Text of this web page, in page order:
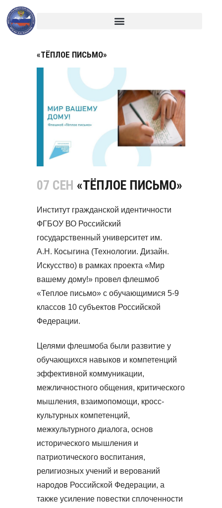
«ТЁПЛОЕ ПИСЬМО»
07 СЕН «ТЁПЛОЕ ПИСЬМО»
Институт гражданской идентичности
ФГБОУ ВО Российский
государственный университет им.
А.Н. Косыгина (Технологии. Дизайн.
Искусство) в рамках проекта «Мир
вашему дому!» провел флешмоб
«Теплое письмо» с обучающимися 5-9
классов 10 субъектов Российской
Федерации.
Целями флешмоба были развитие у
обучающихся навыков и компетенций
эффективной коммуникации,
межличностного общения, критического
мышления, взаимопомощи, кросс-
культурных компетенций,
межкультурного диалога, основ
исторического мышления и
патриотического воспитания,
религиозных учений и верований
народов Российской Федерации, а
также усиление повестки сплоченности